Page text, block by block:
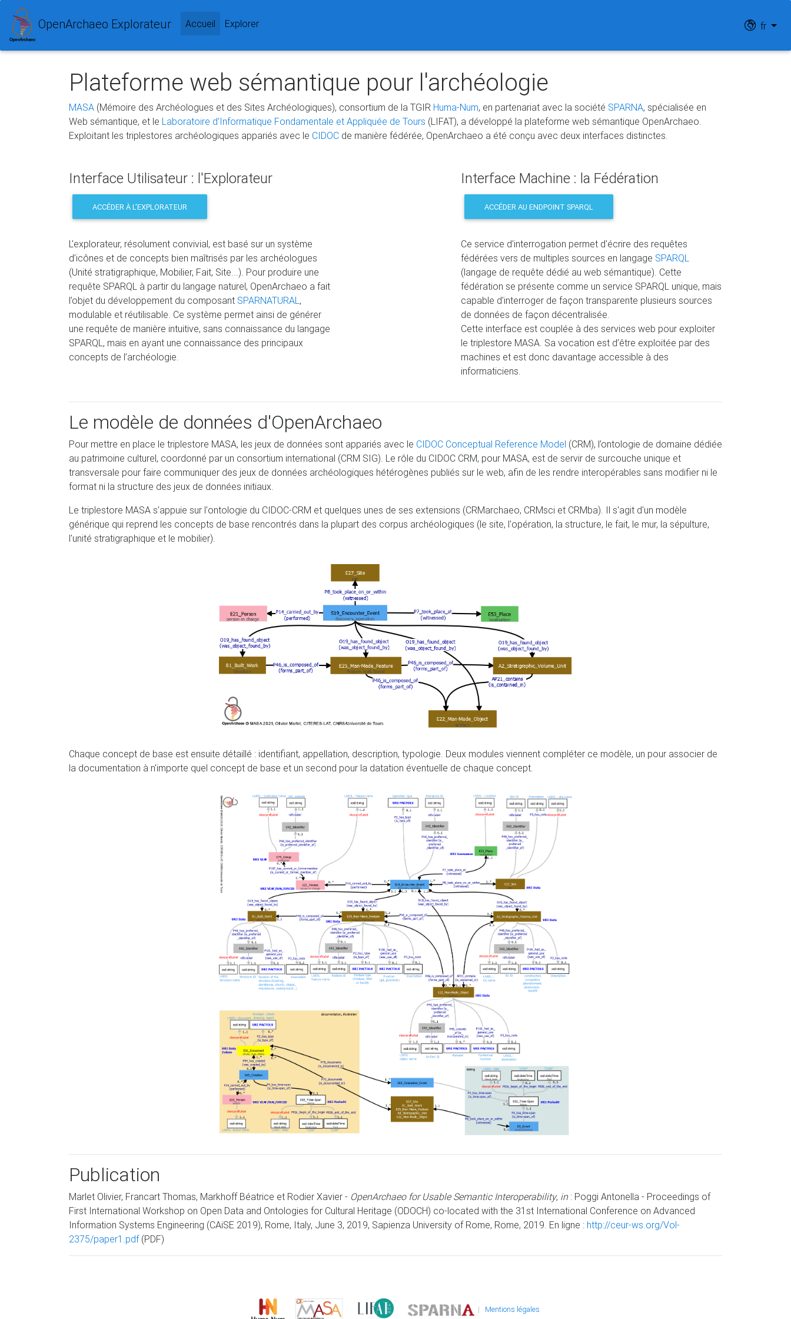
OpenArchaeo Explorateur Accueil (current)
Explorer fr
Plateforme web sémantique pour l'archéologie
MASA (Mémoire des Archéologues et des Sites Archéologiques), consortium de la TGIR Huma-Num, en partenariat avec la société SPARNA, spécialisée en
Web sémantique, et le Laboratoire d’Informatique Fondamentale et Appliquée de Tours (LIFAT), a développé la plateforme web sémantique OpenArchaeo.
Exploitant les triplestores archéologiques appariés avec le CIDOC de manière fédérée, OpenArchaeo a été conçu avec deux interfaces distinctes.
Interface Machine : la Fédération
ACCÉDER AU ENDPOINT SPARQL
Ce service d'interrogation permet d'écrire des requêtes
fédérées vers de multiples sources en langage SPARQL
(langage de requête dédié au web sémantique). Cette
fédération se présente comme un service SPARQL unique, mais
capable d'interroger de façon transparente plusieurs sources
de données de façon décentralisée.
Cette interface est couplée à des services web pour exploiter
le triplestore MASA. Sa vocation est d’être exploitée par des
machines et est donc davantage accessible à des
informaticiens.
Interface Utilisateur : l'Explorateur
ACCÉDER À L’EXPLORATEUR
L'explorateur, résolument convivial, est basé sur un système
d’icônes et de concepts bien maîtrisés par les archéologues
(Unité stratigraphique, Mobilier, Fait, Site...). Pour produire une
requête SPARQL à partir du langage naturel, OpenArchaeo a fait
l’objet du développement du composant SPARNATURAL,
modulable et réutilisable. Ce système permet ainsi de générer
une requête de manière intuitive, sans connaissance du langage
SPARQL, mais en ayant une connaissance des principaux
concepts de l’archéologie.
Le modèle de données d'OpenArchaeo
Pour mettre en place le triplestore MASA, les jeux de données sont appariés avec le CIDOC Conceptual Reference Model (CRM), l’ontologie de domaine dédiée
au patrimoine culturel, coordonné par un consortium international (CRM SIG). Le rôle du CIDOC CRM, pour MASA, est de servir de surcouche unique et
transversale pour faire communiquer des jeux de données archéologiques hétérogènes publiés sur le web, afin de les rendre interopérables sans modifier ni le
format ni la structure des jeux de données initiaux.
Le triplestore MASA s'appuie sur l'ontologie du CIDOC-CRM et quelques unes de ses extensions (CRMarchaeo, CRMsci et CRMba). Il s'agit d'un modèle
générique qui reprend les concepts de base rencontrés dans la plupart des corpus archéologiques (le site, l'opération, la structure, le fait, le mur, la sépulture,
l'unité stratigraphique et le mobilier).
Chaque concept de base est ensuite détaillé : identifiant, appellation, description, typologie. Deux modules viennent compléter ce modèle, un pour associer de
la documentation à n'importe quel concept de base et un second pour la datation éventuelle de chaque concept.
Publication
Marlet Olivier, Francart Thomas, Markhoff Béatrice et Rodier Xavier - OpenArchaeo for Usable Semantic Interoperability, in: Poggi Antonella - Proceedings of
First International Workshop on Open Data and Ontologies for Cultural Heritage (ODOCH) co-located with the 31st International Conference on Advanced
Information Systems Engineering (CAiSE 2019), Rome, Italy, June 3, 2019, Sapienza University of Rome, Rome, 2019. En ligne : http://ceur-ws.org/Vol-
2375/paper1.pdf(PDF)
| Mentions légales